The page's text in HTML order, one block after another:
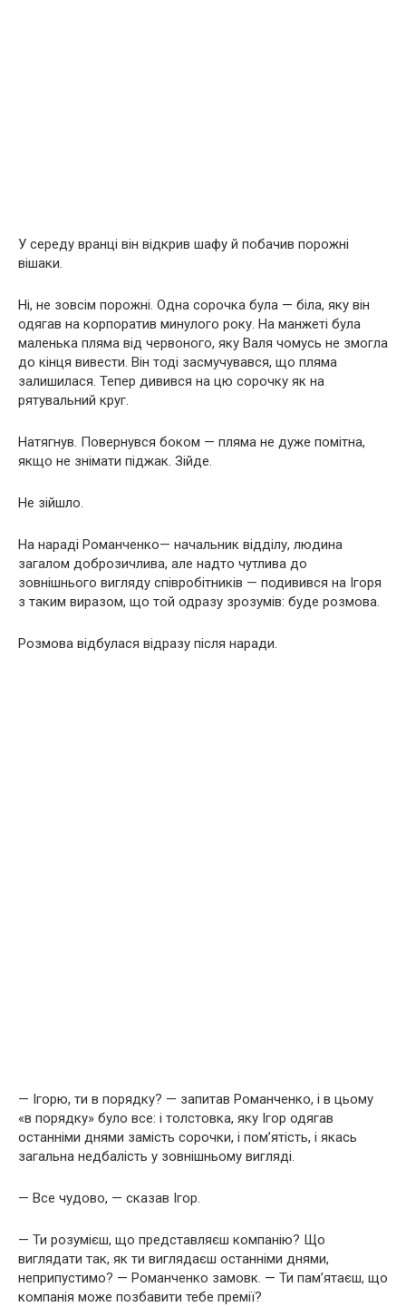
У середу вранці він відкрив шафу й побачив порожні
вішаки.
Ні, не зовсім порожні. Одна сорочка була — біла, яку він
одягав на корпоратив минулого року. На манжеті була
маленька пляма від червоного, яку Валя чомусь не змогла
до кінця вивести. Він тоді засмучувався, що пляма
залишилася. Тепер дивився на цю сорочку як на
рятувальний круг.
Натягнув. Повернувся боком — пляма не дуже помітна,
якщо не знімати піджак. Зійде.
Не зійшло.
На нараді Романченко— начальник відділу, людина
загалом доброзичлива, але надто чутлива до
зовнішнього вигляду співробітників — подивився на Ігоря
з таким виразом, що той одразу зрозумів: буде розмова.
Розмова відбулася відразу після наради.
— Ігорю, ти в порядку? — запитав Романченко, і в цьому
«в порядку» було все: і толстовка, яку Ігор одягав
останніми днями замість сорочки, і пом’ятість, і якась
загальна недбалість у зовнішньому вигляді.
— Все чудово, — сказав Ігор.
— Ти розумієш, що представляєш компанію? Що
виглядати так, як ти виглядаєш останніми днями,
неприпустимо? — Романченко замовк. — Ти пам’ятаєш, що
компанія може позбавити тебе премії?